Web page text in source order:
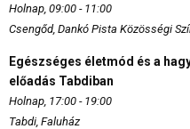
Holnap, 09:00 - 11:00
Csengőd, Dankó Pista Közösségi
Egészséges életmód és a
előadás Tabdiban
Holnap, 17:00 - 19:00
Tabdi, Faluház